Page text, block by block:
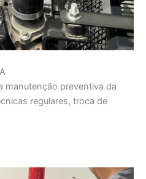
manutenção preventiva da
regulares, troca de